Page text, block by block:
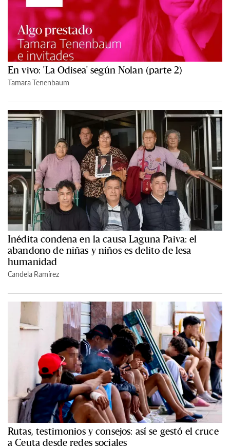
En vivo: 'La Odisea' según Nolan (parte 2)
Tamara Tenenbaum
Inédita condena en la causa Laguna Paiva: el
abandono de niñas y niños es delito de lesa
humanidad
Candela Ramírez
Rutas, testimonios y consejos: así se gestó el cruce
a Ceuta desde redes sociales